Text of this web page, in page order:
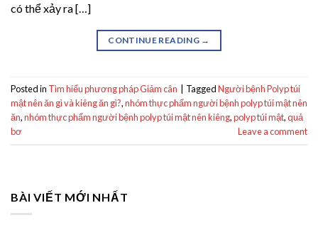
có thể xảy ra […]
CONTINUE READING →
Posted in Tìm hiểu phương pháp Giảm cân TaggedNgười bệnh Polyp túi
mật nên ăn gì và kiêng ăn gì?,nhóm thực phẩm người bệnh polyp túi mật nên
ăn,nhóm thực phẩm người bệnh polyp túi mật nên kiêng,polyp túi mật,quả
bơ
Leave a comment
BÀI VIẾT MỚI NHẤT